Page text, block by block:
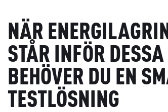
NÄR
STÅR INFÖR
BEHÖVER DU EN
TESTLÖSNING